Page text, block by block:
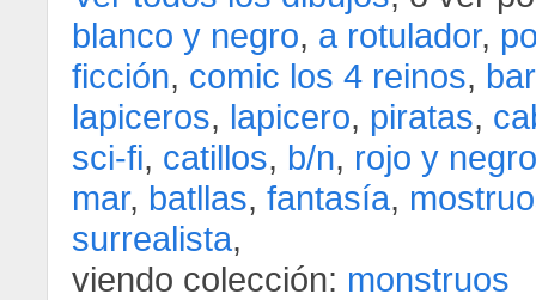
blanco y negro, a rotulador,
ficción, comic los 4 reinos,
lapiceros, lapicero, piratas,
sci-fi, catillos, b/n, rojo y negro
mar, batllas, fantasía,
surrealista,
viendo colección: monstruos